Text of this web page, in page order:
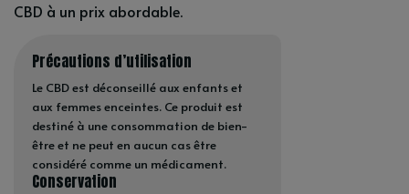
CBD à un prix abordable.
Précautions d’utilisation
Le CBD est déconseillé aux enfants et
aux femmes enceintes. Ce produit est
destiné à une consommation de bien-
être et ne peut en aucun cas être
considéré comme un médicament.
Conservation